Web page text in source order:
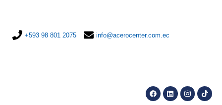
+593 98 801 2075 info@acerocenter.com.ec